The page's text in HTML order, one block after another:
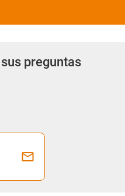
preguntas